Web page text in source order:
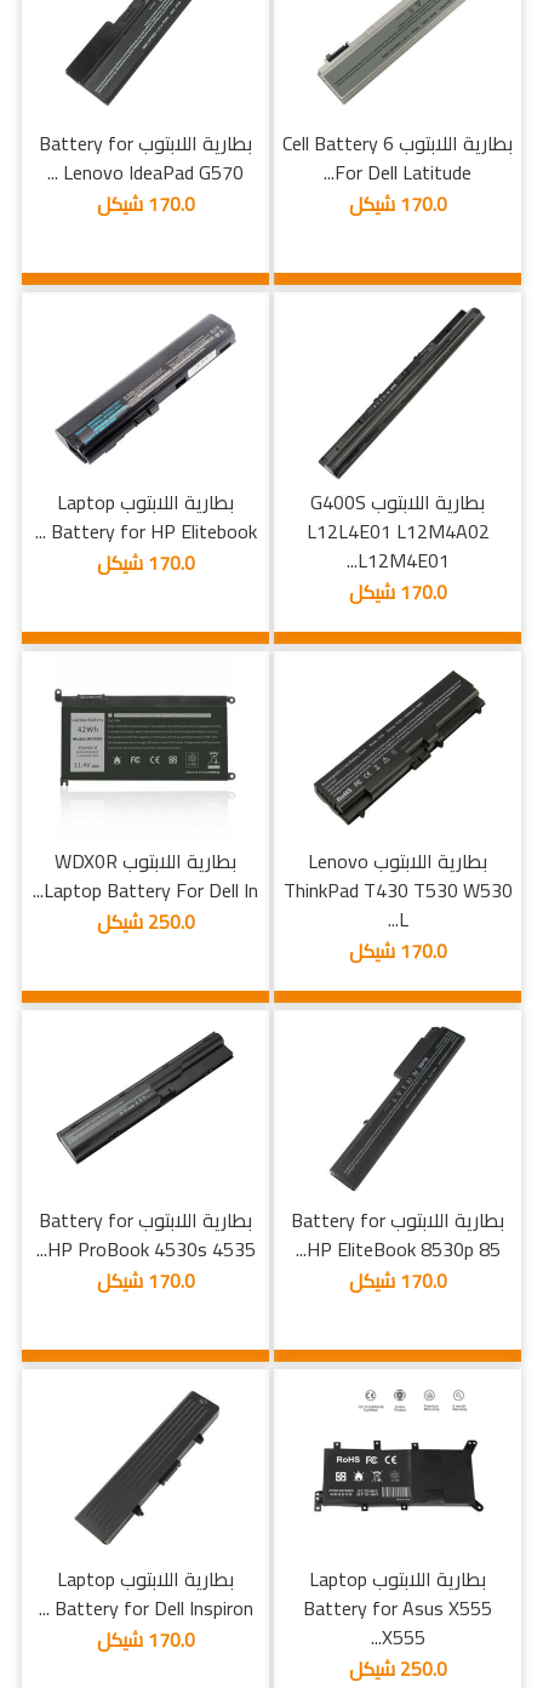
بطارية اللابتوب 6 Cell Battery
For Dell Latitude...
170.0 شيكل
بطارية اللابتوب Battery for
Lenovo IdeaPad G570 ...
170.0 شيكل
بطارية اللابتوب G400S
L12L4E01 L12M4A02
L12M4E01...
170.0 شيكل
بطارية اللابتوب Laptop
Battery for HP Elitebook ...
170.0 شيكل
بطارية اللابتوب Lenovo
ThinkPad T430 T530 W530
L...
170.0 شيكل
بطارية اللابتوب WDX0R
Laptop Battery For Dell In...
250.0 شيكل
بطارية اللابتوب Battery for
HP EliteBook 8530p 85...
170.0 شيكل
بطارية اللابتوب Battery for
HP ProBook 4530s 4535...
170.0 شيكل
بطارية اللابتوب Laptop
Battery for Asus X555
X555...
250.0 شيكل
بطارية اللابتوب Laptop
Battery for Dell Inspiron ...
170.0 شيكل